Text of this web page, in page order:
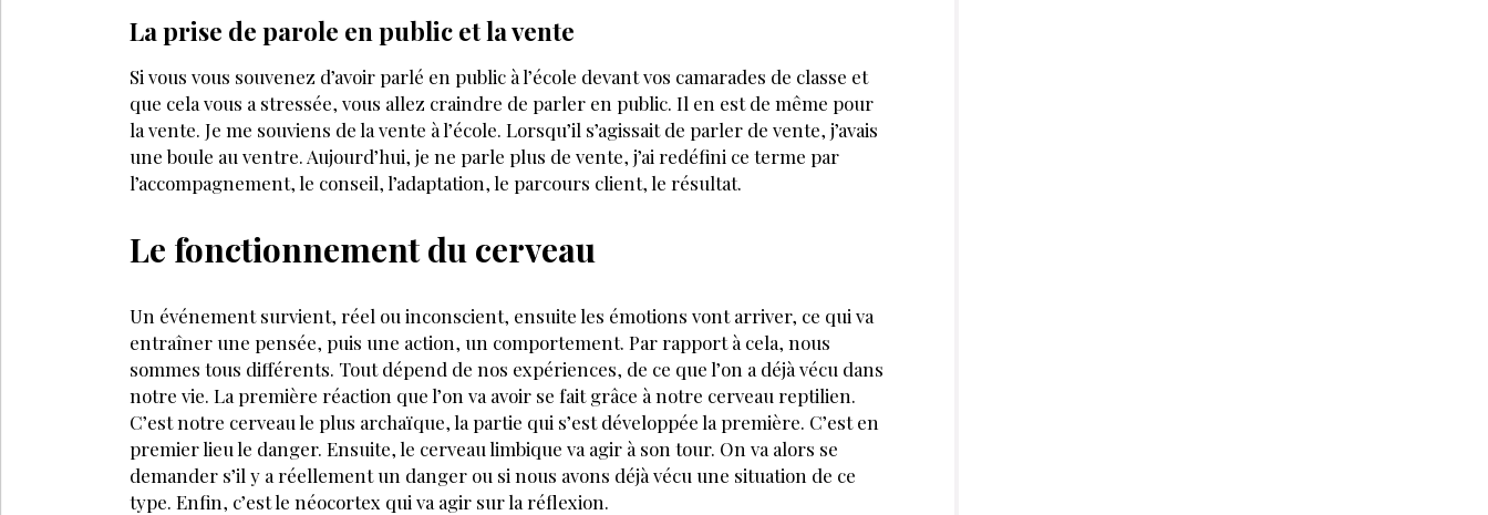
La prise de parole en public et la vente
Si vous vous souvenez d’avoir parlé en public à l’école devant vos camarades de classe et
que cela vous a stressée, vous allez craindre de parler en public. Il en est de même pour
la vente. Je me souviens de la vente à l’école. Lorsqu’il s’agissait de parler de vente, j’avais
une boule au ventre. Aujourd’hui, je ne parle plus de vente, j’ai redéfini ce terme par
l’accompagnement, le conseil, l’adaptation, le parcours client, le résultat.
Le fonctionnement du cerveau
Un événement survient, réel ou inconscient, ensuite les émotions vont arriver, ce qui va
entraîner une pensée, puis une action, un comportement. Par rapport à cela, nous
sommes tous différents. Tout dépend de nos expériences, de ce que l’on a déjà vécu dans
notre vie. La première réaction que l’on va avoir se fait grâce à notre cerveau reptilien.
C’est notre cerveau le plus archaïque, la partie qui s’est développée la première. C’est en
premier lieu le danger. Ensuite, le cerveau limbique va agir à son tour. On va alors se
demander s’il y a réellement un danger ou si nous avons déjà vécu une situation de ce
type. Enfin, c’est le néocortex qui va agir sur la réflexion.